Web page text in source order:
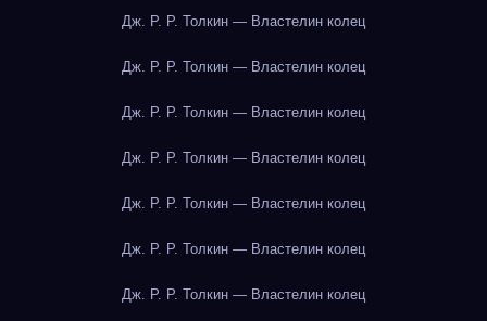
Дж. Р. Р. Толкин — Властелин колец
Дж. Р. Р. Толкин — Властелин колец
Дж. Р. Р. Толкин — Властелин колец
Дж. Р. Р. Толкин — Властелин колец
Дж. Р. Р. Толкин — Властелин колец
Дж. Р. Р. Толкин — Властелин колец
Дж. Р. Р. Толкин — Властелин колец